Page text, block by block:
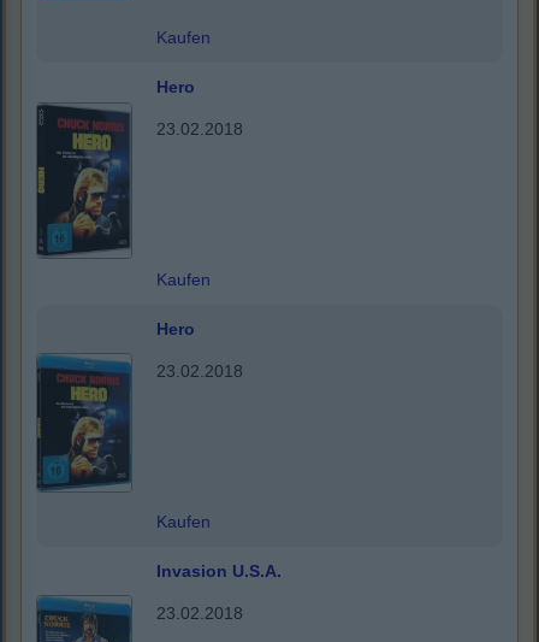
Kaufen
Hero
23.02.2018
Kaufen
Hero
23.02.2018
Kaufen
Invasion U.S.A.
23.02.2018